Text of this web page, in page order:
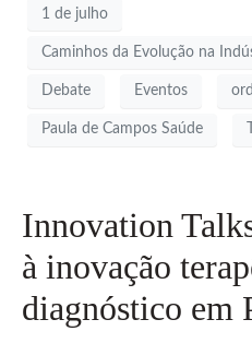
1 de julho
Caminhos da Evolução na
Debate Eventos
Paula de Campos Saúde
Innovation
à inovação
diagnóstico em